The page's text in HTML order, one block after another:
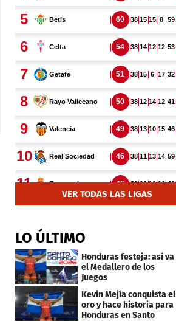
VER TODAS LAS LIGAS
LO ÚLTIMO
Honduras festeja: así va
el Medallero de los
Juegos
Centroamericanos y
Caribe 2026
Kevin Mejía conquista el
oro y hace historia para
Honduras en Santo